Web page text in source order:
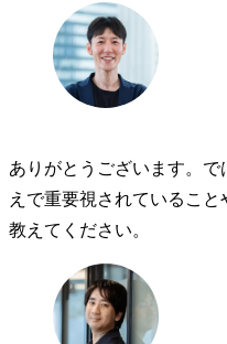
ありがとうございます。で
えで重要視されているこ
教えてください。